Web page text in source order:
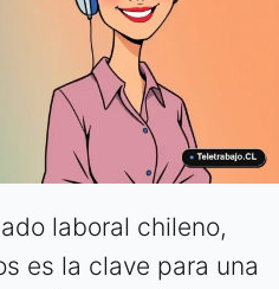
laboral chileno,
es la clave para una